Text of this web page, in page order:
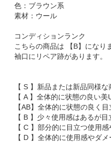
色：ブラウン系
素材：ウール
コンディションランク
こちらの商品は 【B】になり
袖口にリペア跡があります。
【 S 】新品または新品同様な
【 A 】全体的に状態の良い美
【AB】全体的に状態の良く
【 B 】少々使用感はあるが
【 C 】部分的に目立つ使用
【 D 】全体的に使用感やダ